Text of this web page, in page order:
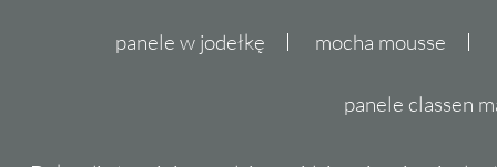
panele w jodełkę mocha mousse
panele classen